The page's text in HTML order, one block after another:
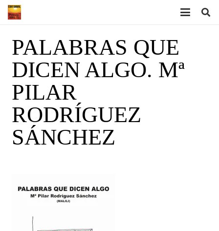
PALABRAS QUE
DICEN ALGO. Mª
PILAR
RODRÍGUEZ
SÁNCHEZ